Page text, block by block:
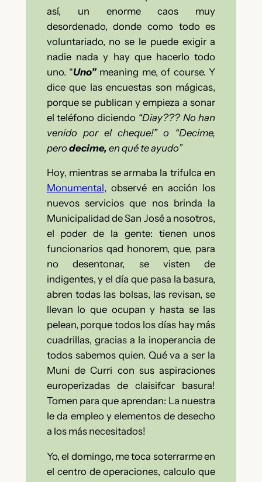
así, un enorme caos muy
desordenado, donde como todo es
voluntariado, no se le puede exigir a
nadie nada y hay que hacerlo todo
uno. “Uno” meaning me, of course.Y
dice que las encuestas son mágicas,
porque se publican y empieza a sonar
el teléfono diciendo “Diay??? No han
venido por el cheque!” o “Decime,
pero decime, en qué te ayudo”
Hoy, mientras se armaba la trifulca en
Monumental, observé en acción los
nuevos servicios que nos brinda la
Municipalidad de San José a nosotros,
el poder de la gente: tienen unos
funcionarios qad honorem, que, para
no desentonar, se visten de
indigentes, y el día que pasa la basura,
abren todas las bolsas, las revisan, se
llevan lo que ocupan y hasta se las
pelean, porque todos los días hay más
cuadrillas, gracias a la inoperancia de
todos sabemos quien. Qué va a ser la
Muni de Curri con sus aspiraciones
europerizadas de claisifcar basura!
Tomen para que aprendan: La nuestra
le da empleo y elementos de desecho
a los más necesitados!
Yo, el domingo, me toca soterrarme en
el centro de operaciones, calculo que